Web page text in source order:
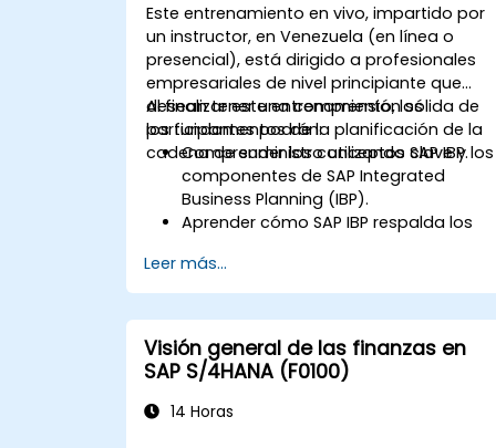
Este entrenamiento en vivo, impartido por
un instructor, en Venezuela (en línea o
presencial), está dirigido a profesionales
empresariales de nivel principiante que
desean tener una comprensión sólida de
los fundamentos de la planificación de la
cadena de suministro utilizando SAP IBP.
Al finalizar este entrenamiento, los
participantes podrán:
Comprender los conceptos clave y los
componentes de SAP Integrated
Business Planning (IBP).
Aprender cómo SAP IBP respalda los
de la cadena de suministro.
Explorar los diferentes módulos de SAP
IBP y sus funcionalidades.
Obtener experiencia práctica con la
interfaz de usuario y las herramientas
de SAP IBP.
Leer más...
Visión general de las finanzas en
SAP S/4HANA (F0100)
14 Horas